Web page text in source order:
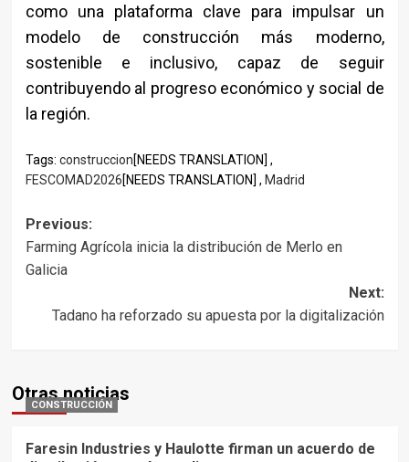
como una plataforma clave para impulsar un
modelo de construcción más moderno,
sostenible e inclusivo, capaz de seguir
contribuyendo al progreso económico y social de
la región.
Tags: construccion[NEEDS TRANSLATION] ,
FESCOMAD2026[NEEDS TRANSLATION] , Madrid
Post
navigation
Previous:
Farming Agrícola inicia la distribución de Merlo en
Galicia
Next:
Tadano ha reforzado su apuesta por la digitalización
Otras noticias
CONSTRUCCIÓN
Faresin Industries y Haulotte firman un acuerdo de